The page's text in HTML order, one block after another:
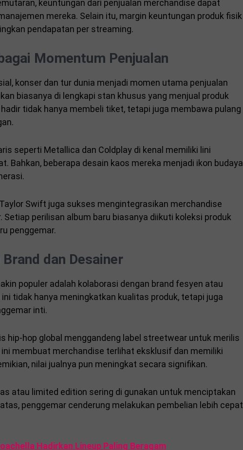
keuntungan dari penjualan merchandise dapat
mereka. Selain itu, margin keuntungan produk fisik
pendapatan per streaming.
Momentum Penjualan
konser dan tur dunia menjadi momen utama penjualan
biasanya di lengkapi stan khusus yang menjual produk
tidak hanya membeli tiket, tetapi juga membawa pulang
seperti Metallica dan Coldplay di kenal memiliki lini
Bahkan, beberapa desain kaos mereka menjadi ikon budaya
Taylor Swift juga sukses mengintegrasikan merchandise
Setiap perilisan album baru biasanya diikuti koleksi produk
penggemar.
dan Desainer
populer adalah kolaborasi dengan brand fesyen atau
tidak hanya meningkatkan kualitas produk, tetapi juga
inti.
hip-hop global menggandeng label streetwear untuk merilis
membuat merchandise terlihat eksklusif dan memiliki
nilai jualnya pun meningkat secara signifikan.
atau limited edition sering di gunakan untuk menciptakan
penggemar cenderung melakukan pembelian lebih cepat
Hadirkan Lineup Paling Beragam